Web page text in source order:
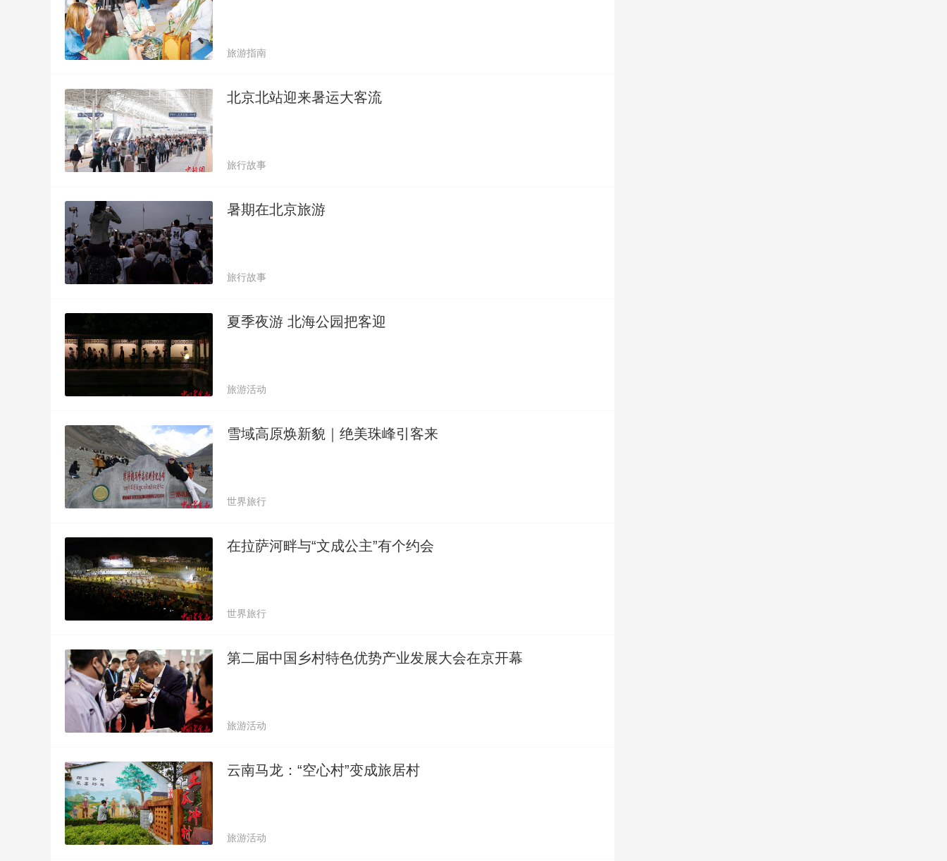
旅游指南
北京北站迎来暑运大客流
旅行故事
暑期在北京旅游
旅行故事
夏季夜游 北海公园把客迎
旅游活动
雪域高原焕新貌｜绝美珠峰引客来
世界旅行
在拉萨河畔与“文成公主”有个约会
世界旅行
第二届中国乡村特色优势产业发展大会在京开幕
旅游活动
云南马龙：“空心村”变成旅居村
旅游活动